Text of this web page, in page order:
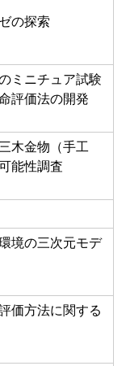
の探索
ミニチュア試験
評価法の開発
木金物（手工
能性調査
境の三次元モデ
価方法に関する